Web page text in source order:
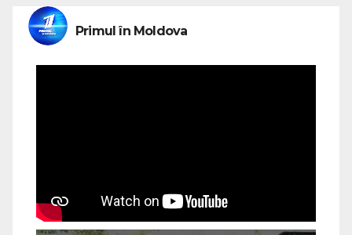
Primul în Moldova